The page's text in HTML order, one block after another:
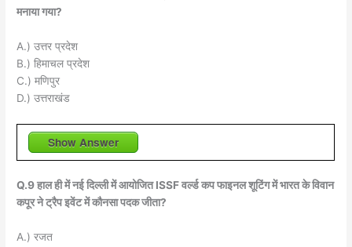
मनाया गया?
A.) उत्तर प्रदेश
B.) हिमाचल प्रदेश
C.) मणिपुर
D.) उत्तराखंड
Show Answer
Q.9 हाल ही में नई दिल्ली में आयोजित ISSF वर्ल्ड कप फाइनल शूटिंग में भारत के विवान
कपूर ने ट्रैप इवेंट में कौनसा पदक जीता?
A.) रजत